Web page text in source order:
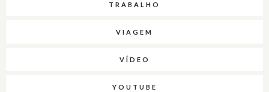
TRABALHO
VIAGEM
VÍDEO
YOUTUBE